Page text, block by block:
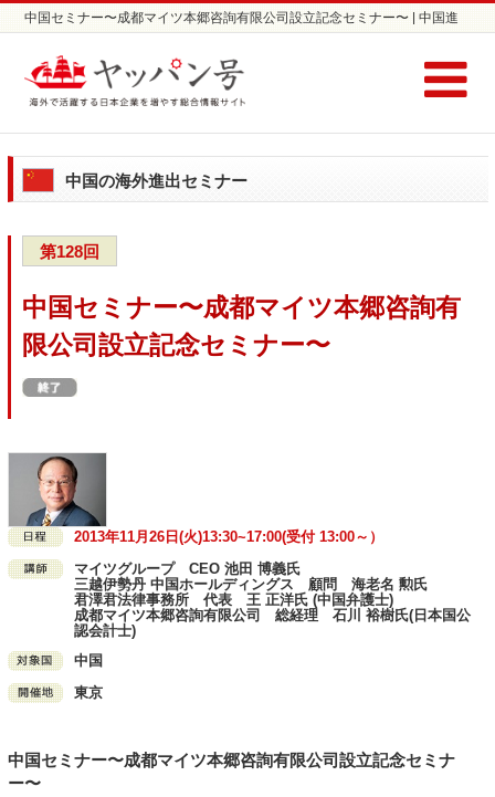
中国セミナー〜成都マイツ本郷咨詢有限公司設立記念セミナー〜 | 中国進
中国の海外進出セミナー
第128回
中国セミナー〜成都マイツ本郷咨詢有
限公司設立記念セミナー〜
2013年11月26日(火)13:30~17:00(受付 13:00～）
マイツグループ CEO 池田 博義氏
三越伊勢丹 中国ホールディングス 顧問 海老名 勲氏
君澤君法律事務所 代表 王 正洋氏 (中国弁護士)
成都マイツ本郷咨詢有限公司 総経理 石川 裕樹氏(日本国公
認会計士)
中国
東京
中国セミナー〜成都マイツ本郷咨詢有限公司設立記念セミナ
ー〜